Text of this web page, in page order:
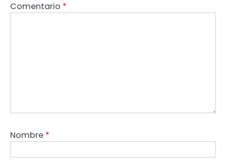
Comentario *
Nombre *